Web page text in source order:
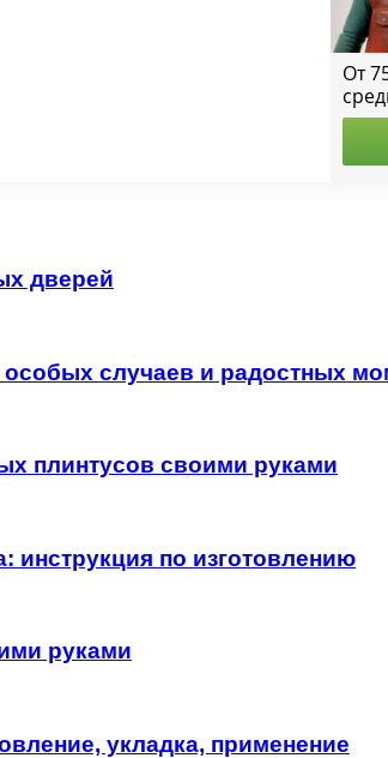
дверей
особых случаев и радостных
плинтусов своими руками
инструкция по изготовлению
руками
укладка, применение